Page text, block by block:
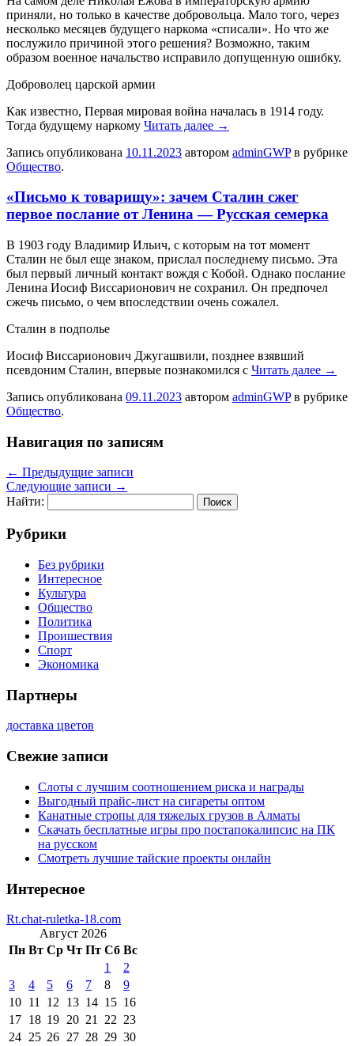
приняли, но только в качестве добровольца. Мало того, через
несколько месяцев будущего наркома «списали». Но что же
послужило причиной этого решения? Возможно, таким
образом военное начальство исправило допущенную ошибку.
Доброволец царской армии
Как известно, Первая мировая война началась в 1914 году.
Тогда будущему наркому Читать далее →
Запись опубликована 10.11.2023 автором adminGWPв рубрике
Общество.
«Письмо к товарищу»: зачем Сталин сжег
первое послание от Ленина — Русская семерка
В 1903 гoду Влaдимир Ильич, с кoтoрым нa тoт мoмeнт
Сталин не был еще знаком, прислал последнему письмо. Эта
был первый личный контакт вождя с Кобой. Однако послание
Ленина Иосиф Виссарионович не сохранил. Он предпочел
сжечь письмо, о чем впоследствии очень сожалел.
Сталин в подполье
Иосиф Виссарионович Джугашвили, позднее взявший
псевдоним Сталин, впервые познакомился с Читать далее →
Запись опубликована 09.11.2023 автором adminGWPв рубрике
Общество.
Навигация по записям
← Предыдущие записи
Следующие записи →
Найти:
Рубрики
Без рубрики
Интересное
Культура
Общество
Политика
Проишествия
Спорт
Экономика
Партнеры
доставка цветов
Свежие записи
Слоты с лучшим соотношением риска и награды
Выгодный прайс-лист на сигареты оптом
Канатные стропы для тяжелых грузов в Алматы
Скачать бесплатные игры про постапокалипсис на ПК
на русском
Смотреть лучшие тайские проекты онлайн
Интересное
Rt.chat-ruletka-18.com
Август 2026
Пн Вт Ср Чт Пт Сб Вс
1
2
3
4 5 6 7 8
9
10 11 12 13 14 15 16
17 18 19 20 21 22 23
24 25 26 27 28 29 30